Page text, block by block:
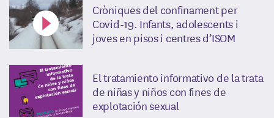
Cròniques del confinament per
Covid-19. Infants, adolescents i
joves en pisos i centres d’ISOM
El tratamiento informativo de la trata
de niñas y niños con fines de
explotación sexual